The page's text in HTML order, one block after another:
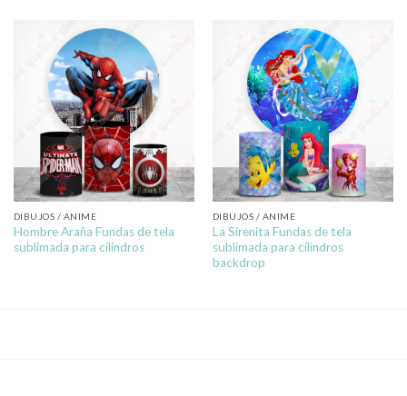
DIBUJOS / ANIME
Hombre Araña Fundas de tela
sublimada para cilindros
DIBUJOS / ANIME
La Sirenita Fundas de tela
sublimada para cilindros
backdrop